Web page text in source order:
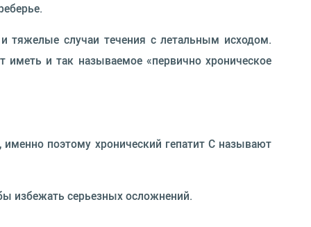
тяжелые случаи течения с летальным исходом.
и так называемое «первично хроническое
поэтому хронический гепатит С называют
избежать серьезных осложнений.